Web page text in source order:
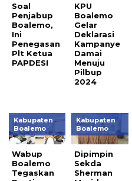
Soal
Penjabup
Boalemo,
Ini
Penegasan
Plt Ketua
PAPDESI
KPU
Boalemo
Gelar
Deklarasi
Kampanye
Damai
Menuju
Pilbup
2024
Kabupaten
Boalemo
Wabup
Boalemo
Tegaskan
Kabupaten
Boalemo
Dipimpin
Sekda
Sherman